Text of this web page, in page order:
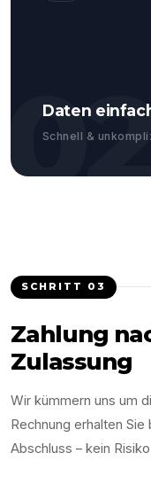
Daten
Schnell &
SCHRITT 03
Zahlung
Zulassung
Wir kümmern uns um
Rechnung erhalten
Abschluss – kein